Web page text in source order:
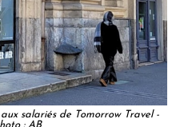
salariés de Tomorrow Travel -